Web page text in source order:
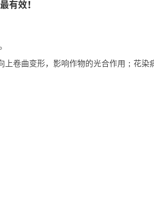
有效！
卷曲变形，影响作物的光合作用；花染